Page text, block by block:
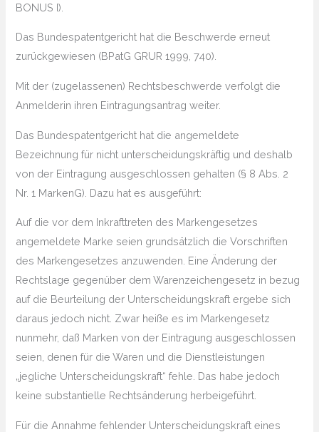
BONUS I).
Das Bundespatentgericht hat die Beschwerde erneut
zurückgewiesen (BPatG GRUR 1999, 740).
Mit der (zugelassenen) Rechtsbeschwerde verfolgt die
Anmelderin ihren Eintragungsantrag weiter.
Das Bundespatentgericht hat die angemeldete
Bezeichnung für nicht unterscheidungskräftig und deshalb
von der Eintragung ausgeschlossen gehalten (§ 8 Abs. 2
Nr. 1 MarkenG). Dazu hat es ausgeführt:
Auf die vor dem Inkrafttreten des Markengesetzes
angemeldete Marke seien grundsätzlich die Vorschriften
des Markengesetzes anzuwenden. Eine Änderung der
Rechtslage gegenüber dem Warenzeichengesetz in bezug
auf die Beurteilung der Unterscheidungskraft ergebe sich
daraus jedoch nicht. Zwar heiße es im Markengesetz
nunmehr, daß Marken von der Eintragung ausgeschlossen
seien, denen für die Waren und die Dienstleistungen
„jegliche Unterscheidungskraft“ fehle. Das habe jedoch
keine substantielle Rechtsänderung herbeigeführt.
Für die Annahme fehlender Unterscheidungskraft eines